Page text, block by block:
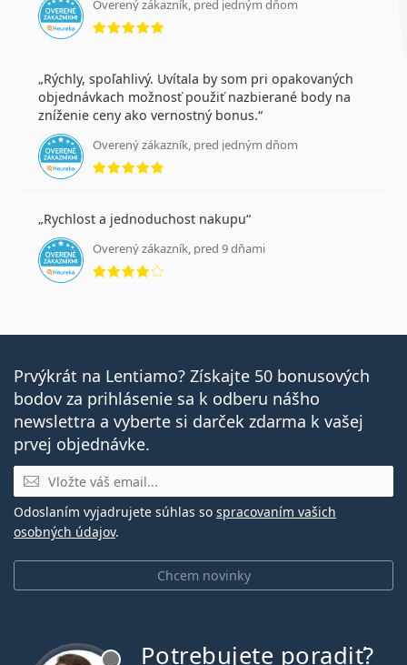
Overený zákazník, pred jedným dňom
hodnotenie 5 z 5
Rýchly, spoľahlivý. Uvítala by som pri opakovaných
objednávkach možnosť použiť nazbierané body na
zníženie ceny ako vernostný bonus.
Overený zákazník, pred jedným dňom
hodnotenie 5 z 5
Rychlost a jednoduchost nakupu
Overený zákazník, pred 9 dňami
hodnotenie 4 z 5
Prvýkrát na Lentiamo? Získajte 50 bonusových
bodov za prihlásenie sa k odberu nášho
newslettra a vyberte si darček zdarma k vašej
prvej objednávke.
E-mail
Chcem novinky
Odoslaním vyjadrujete súhlas so spracovaním vašich
osobných údajov.
Potrebujete poradiť?